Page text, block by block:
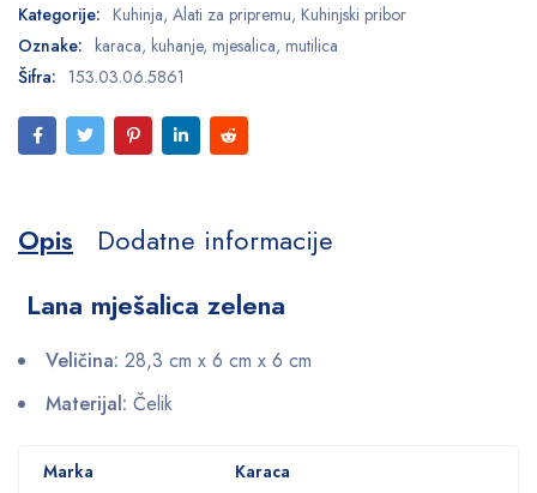
Kategorije: Kuhinja, Alati za pripremu, Kuhinjski pribor
Oznake: karaca, kuhanje, mjesalica, mutilica
Šifra: 153.03.06.5861
Opis
Dodatne informacije
Lana mješalica zelena
Veličina: 28,3 cm x 6 cm x 6 cm
Materijal: Čelik
Marka Karaca